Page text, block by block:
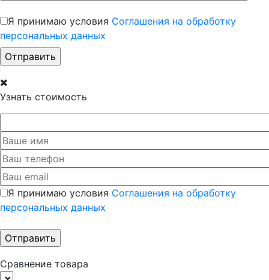
Я принимаю условия Соглашения на обработку
персональных данных
Узнать стоимость
Я принимаю условия Соглашения на обработку
персональных данных
Сравнение товара